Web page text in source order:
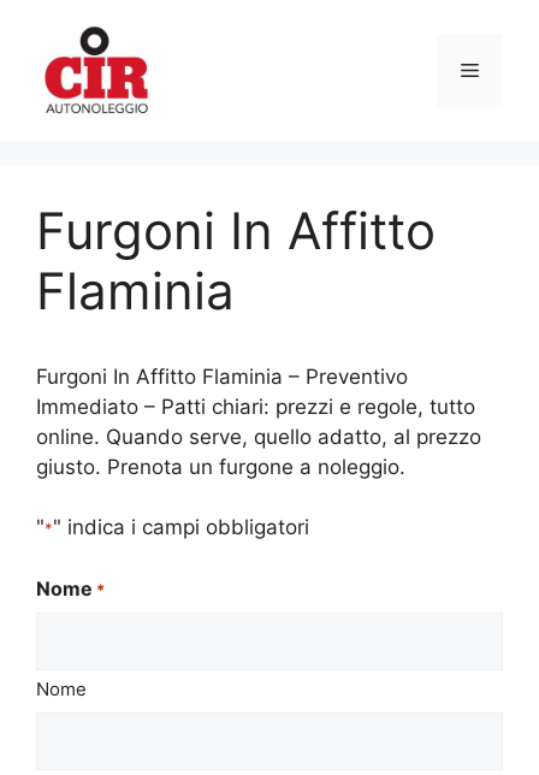
contenuto
Menu
Furgoni In Affitto
Flaminia
Furgoni In Affitto Flaminia – Preventivo
Immediato – Patti chiari: prezzi e regole, tutto
online. Quando serve, quello adatto, al prezzo
giusto. Prenota un furgone a noleggio.
"*" indica i campi obbligatori
Nome *
Nome